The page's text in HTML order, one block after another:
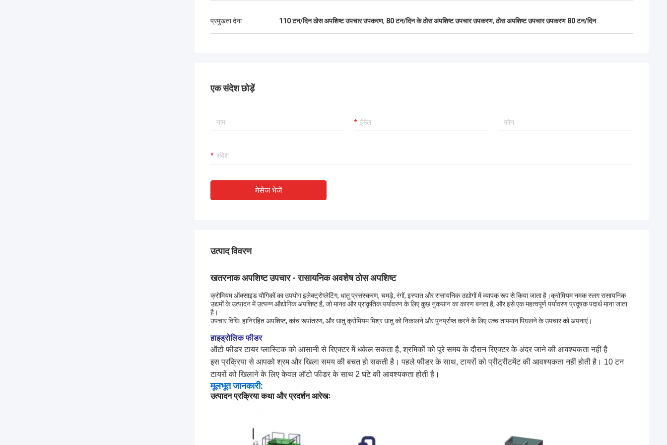
प्रमुखता देना 110 टन/दिन ठोस अपशिष्ट उपचार उपकरण, 80 टन/दिन के ठोस अपशिष्ट उपचार उपकरण,ठोस अपशिष्ट उपचार उपकरण 80 टन/दिन
एक संदेश छोड़ें
मेसेज भेजें
उत्पाद विवरण
खतरनाक अपशिष्ट उपचार - रासायनिक अवशेष ठोस अपशिष्ट
क्रोमियम ऑक्साइड यौगिकों का उपयोग इलेक्ट्रोप्लेटिंग, धातु प्रसंस्करण, चमड़े, रंगों, इस्पात और रासायनिक उद्योगों में व्यापक रूप से किया जाता है।क्रोमियम नमक स्लग रासायनिक
उद्यमों के उत्पादन में उत्पन्न औद्योगिक अपशिष्ट है, जो मानव और प्राकृतिक पर्यावरण के लिए कुछ नुकसान का कारण बनता है, और इसे एक महत्वपूर्ण पर्यावरण प्रदूषक पदार्थ माना जाता
है।
उपचार विधिः हानिरहित अपशिष्ट, कांच रूपांतरण, और धातु क्रोमियम मिश्र धातु को निकालने और पुनर्प्राप्त करने के लिए उच्च तापमान पिघलने के उपचार को अपनाएं।
हाइड्रोलिक फीडर
ऑटो फीडर टायर प्लास्टिक को आसानी से रिएक्टर में धकेल सकता है, श्रमिकों को पूरे समय के दौरान रिएक्टर के अंदर जाने की आवश्यकता नहीं है
इस प्रक्रिया से आपको श्रम और खिला समय की बचत हो सकती है। पहले फीडर के साथ, टायरों को प्रीट्रीटमेंट की आवश्यकता नहीं होती है। 10 टन
टायरों को खिलाने के लिए केवल ऑटो फीडर के साथ 2 घंटे की आवश्यकता होती है।
मूलभूत जानकारी:
उत्पादन प्रक्रिया कथा और प्रदर्शन आरेखः